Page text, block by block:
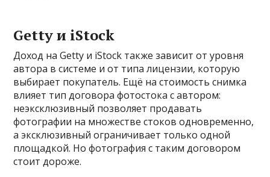
Getty и iStock
Доход на Getty и iStock также зависит от уровня
автора в системе и от типа лицензии, которую
выбирает покупатель. Ещё на стоимость снимка
влияет тип договора фотостока с автором:
неэксклюзивный позволяет продавать
фотографии на множестве стоков одновременно,
а эксклюзивный ограничивает только одной
площадкой. Но фотография с таким договором
стоит дороже.